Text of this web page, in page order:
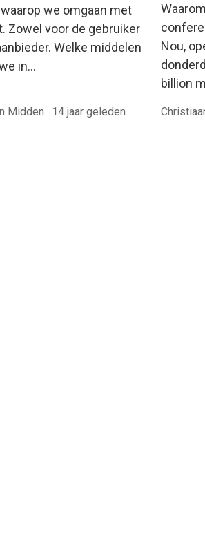
we omgaan met
Zowel voor de gebruiker
Welke middelen
in…
Midden · 14 jaar geleden
Nou,
billion